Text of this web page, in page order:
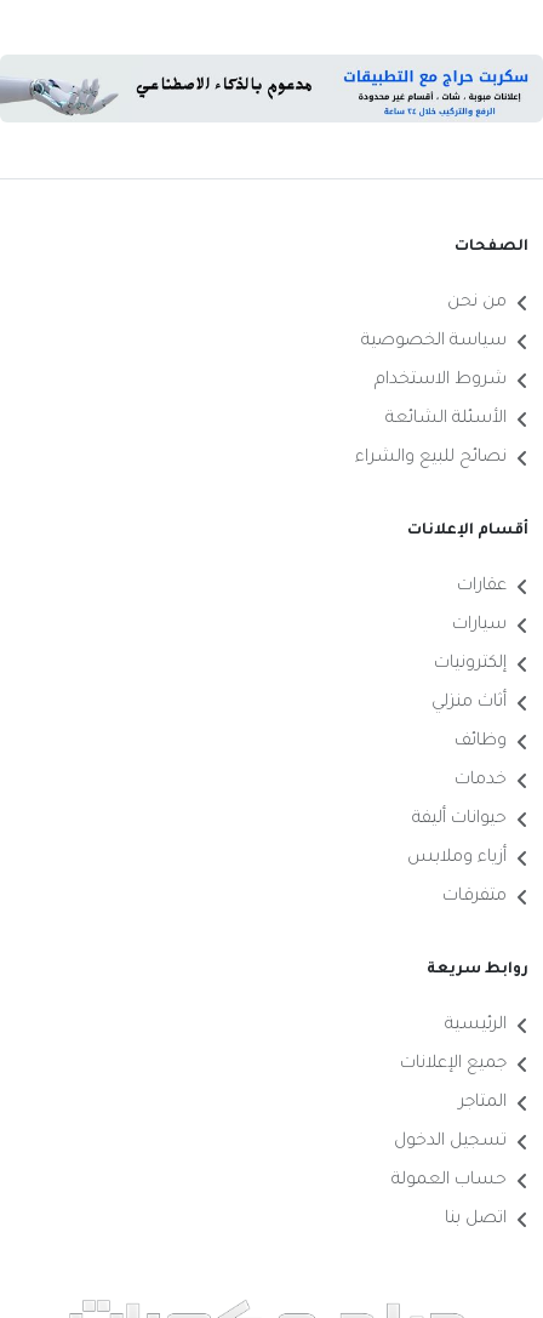
الصفحات
من نحن
سياسة الخصوصية
شروط الاستخدام
الأسئلة الشائعة
نصائح للبيع والشراء
أقسام الإعلانات
عقارات
سيارات
إلكترونيات
أثاث منزلي
وظائف
خدمات
حيوانات أليفة
أزياء وملابس
متفرقات
روابط سريعة
الرئيسية
جميع الإعلانات
المتاجر
تسجيل الدخول
حساب العمولة
اتصل بنا